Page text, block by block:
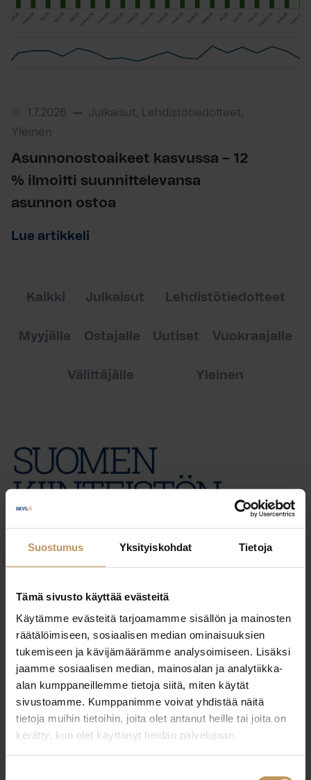
Suostumus Yksityiskohdat Tietoja
Tämä sivusto käyttää evästeitä
Käytämme evästeitä tarjoamamme sisällön ja mainosten
räätälöimiseen, sosiaalisen median ominaisuuksien
tukemiseen ja kävijämäärämme analysoimiseen. Lisäksi
jaamme sosiaalisen median, mainosalan ja analytiikka-
alan kumppaneillemme tietoja siitä, miten käytät
sivustoamme. Kumppanimme voivat yhdistää näitä
tietoja muihin tietoihin, joita olet antanut heille tai joita on
kerätty, kun olet käyttänyt heidän palvelujaan.
1.7.2026
Julkaisut, Lehdistötiedotteet,
Yleinen
Asunnonostoaikeet kasvussa – 12
% ilmoitti suunnittelevansa
asunnon ostoa
Lue artikkeli
Kaikki Julkaisut Lehdistötiedotteet
Myyjälle Ostajalle Uutiset Vuokraajalle
Välittäjälle Yleinen
29.2.2024
Eero Santanen
Lue artikkeli